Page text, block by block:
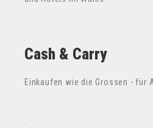
Cash & Carry
Einkaufen wie die Grossen - für